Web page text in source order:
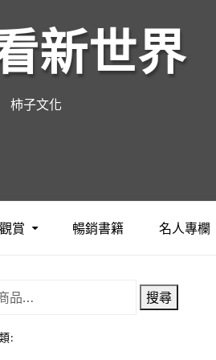
新世界
柿子文化
賞 暢銷書籍 名人專欄
搜尋
: